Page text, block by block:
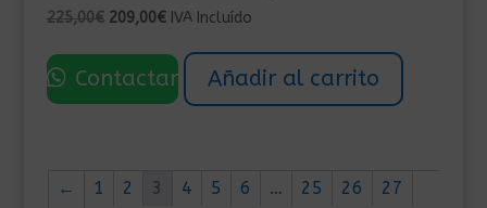
225,00€ El
original
era:
209,00€El
actual
es:
IVA Incluído
Contactar Añadir al carrito
← 1 2 3 4 5 6 … 25 26
27